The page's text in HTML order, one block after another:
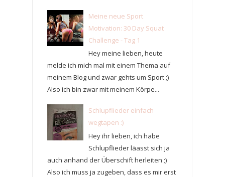
Meine neue Sport
Motivation: 30 Day Squat
Challenge - Tag 1
Hey meine lieben, heute
melde ich mich mal mit einem Thema auf
meinem Blog und zwar gehts um Sport ;)
Also ich bin zwar mit meinem Körpe...
Schlupflieder einfach
wegtapen :)
Hey ihr lieben, ich habe
Schlupflieder läasst sich ja
auch anhand der Überschift herleiten ;)
Also ich muss ja zugeben, dass es mir erst